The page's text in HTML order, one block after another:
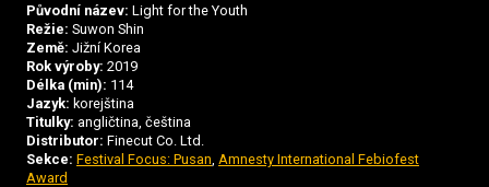
Původní název: Light for the Youth
Režie: Suwon Shin
Země: Jižní Korea
Rok výroby: 2019
Délka (min): 114
Jazyk: korejština
Titulky: angličtina, čeština
Distributor: Finecut Co. Ltd.
Sekce: Festival Focus: Pusan Amnesty International Febiofest
Award